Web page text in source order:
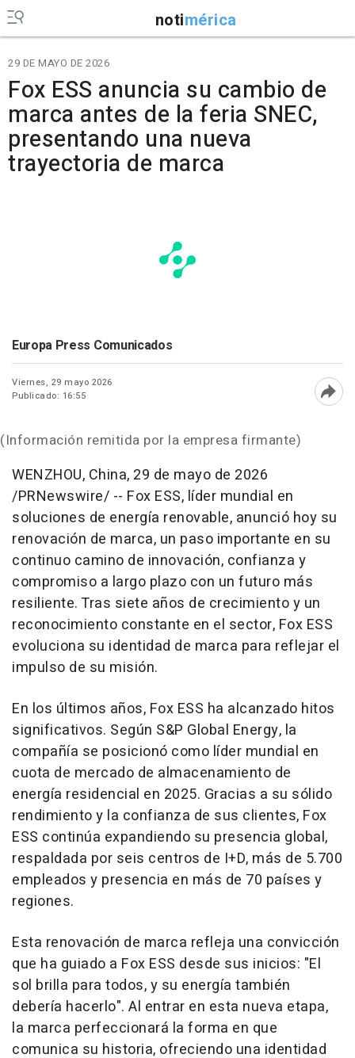
notimérica
29 DE MAYO DE 2026
Fox ESS anuncia su cambio de
marca antes de la feria SNEC,
presentando una nueva
trayectoria de marca
Europa Press Comunicados
Viernes, 29 mayo 2026
Publicado: 16:55
(Información remitida por la empresa firmante)
WENZHOU, China, 29 de mayo de 2026
/PRNewswire/ -- Fox ESS, líder mundial en
soluciones de energía renovable, anunció hoy su
renovación de marca, un paso importante en su
continuo camino de innovación, confianza y
compromiso a largo plazo con un futuro más
resiliente. Tras siete años de crecimiento y un
reconocimiento constante en el sector, Fox ESS
evoluciona su identidad de marca para reflejar el
impulso de su misión.
En los últimos años, Fox ESS ha alcanzado hitos
significativos. Según S&P Global Energy, la
compañía se posicionó como líder mundial en
cuota de mercado de almacenamiento de
energía residencial en 2025. Gracias a su sólido
rendimiento y la confianza de sus clientes, Fox
ESS continúa expandiendo su presencia global,
respaldada por seis centros de I+D, más de 5.700
empleados y presencia en más de 70 países y
regiones.
Esta renovación de marca refleja una convicción
que ha guiado a Fox ESS desde sus inicios: "El
sol brilla para todos, y su energía también
debería hacerlo". Al entrar en esta nueva etapa,
la marca perfeccionará la forma en que
comunica su historia, ofreciendo una identidad